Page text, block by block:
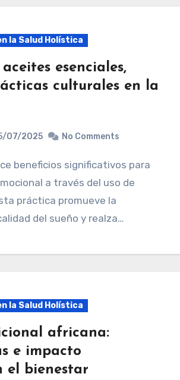
la Salud Holística
esenciales,
culturales en la
07/2025 No Comments
a través del uso de
práctica promueve la
del sueño y realza…
la Salud Holística
africana:
e impacto
el bienestar